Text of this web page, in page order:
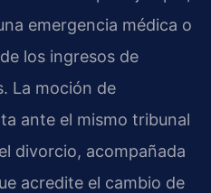
emergencia médica o
los ingresos de
La moción de
ante el mismo tribunal
divorcio, acompañada
acredite el cambio de